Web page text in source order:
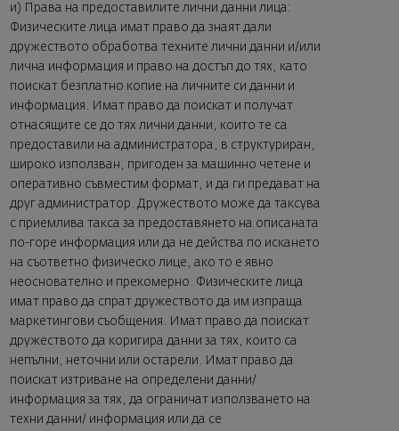
и) Права на предоставилите лични данни лица:
Физическите лица имат право да знаят дали
дружеството обработва техните лични данни и/или
лична информация и право на достъп до тях, като
поискат безплатно копие на личните си данни и
информация. Имат право да поискат и получат
отнасящите се до тях лични данни, които те са
предоставили на администратора, в структуриран,
широко използван, пригоден за машинно четене и
оперативно съвместим формат, и да ги предават на
друг администратор. Дружеството може да таксува
с приемлива такса за предоставянето на описаната
по-горе информация или да не действа по искането
на съответно физическо лице, ако то е явно
неоснователно и прекомерно. Физическите лица
имат право да спрат дружеството да им изпраща
маркетингови съобщения. Имат право да поискат
дружеството да коригира данни за тях, които са
непълни, неточни или остарели. Имат право да
поискат изтриване на определени данни/
информация за тях, да ограничат използването на
техни данни/ информация или да се